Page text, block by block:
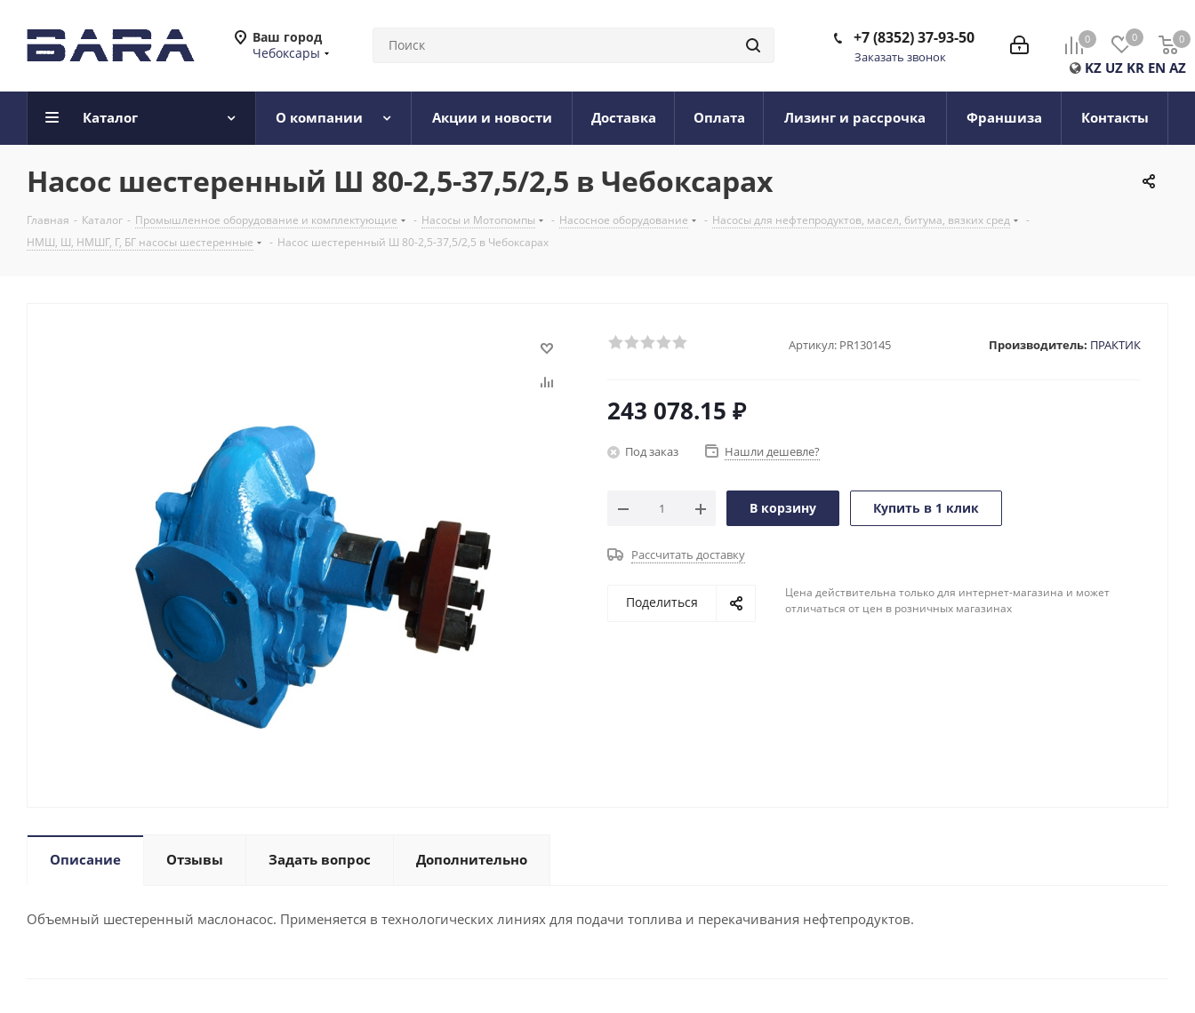
Ваш город
Чебоксары
0 0 0
0
KZ UZ KR EN AZ
+7 (8352) 37-93-50
Заказать звонок
Каталог О компании Акции и новости Доставка Оплата Лизинг и рассрочка Франшиза Контакты
Насос шестеренный Ш 80-2,5-37,5/2,5 в Чебоксарах
Главная - Каталог - Промышленное оборудование и комплектующие - Насосы и Мотопомпы - Насосное оборудование - Насосы для нефтепродуктов, масел, битума, вязких сред
-
НМШ, Ш, НМШГ, Г, БГ насосы шестеренные
- Насос шестеренный Ш 80-2,5-37,5/2,5 в Чебоксарах
Артикул: PR130145 Производитель: ПРАКТИК
243 078.15 ₽
Под заказ Нашли дешевле?
В корзину Купить в 1 клик
Рассчитать доставку
Поделиться
Цена действительна только для интернет-магазина и может
отличаться от цен в розничных магазинах
Описание Отзывы Задать вопрос Дополнительно
Объемный шестеренный маслонасос. Применяется в технологических линиях для подачи топлива и перекачивания нефтепродуктов.